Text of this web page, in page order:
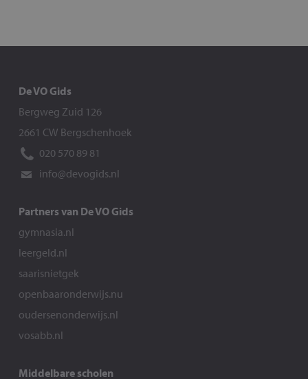
De VO Gids
Bergweg Zuid 126
2661 CW Bergschenhoek
020 570 89 81
info@devogids.nl
Partners van De VO Gids
gymnasia.nl
leergeld.nl
saarisnietgek
openbaaronderwijs.nu
oudersenonderwijs.nl
vosabb.nl
Middelbare scholen